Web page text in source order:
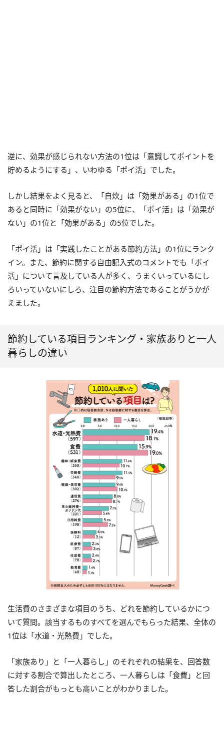
逆に、効果が感じられない方法の1位は「意識してポイントを
貯めるようにする」、いわゆる「ポイ活」でした。
しかし結果をよく見ると、「自炊」は「効果がある」の1位で
あると同時に「効果がない」の5位に、「ポイ活」は「効果が
ない」の1位と「効果がある」の5位でした。
「ポイ活」は「実践したことがある節約方法」の1位にランク
イン。また、節約に関する自由記入式のコメントでも「ポイ
活」について言及している人が多く、うまくいっているにし
ろいっていないにしろ、注目の節約方法であることがうかが
えました。
節約している項目ランキング・家族ありと一人
暮らしの違い
生活費のさまざまな項目のうち、どれを節約しているかにつ
いて質問。該当するものすべてを選んでもらった結果、全体の
1位は「水道・光熱費」でした。
「家族あり」と「一人暮らし」のそれぞれの結果を、回答数
に対する割合で算出したところ、一人暮らしは「食費」と回
答した割合がもっとも高いことがわかりました。